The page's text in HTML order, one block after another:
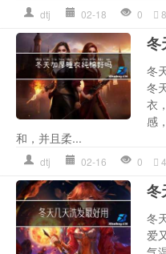
dtj 02-18 0
冬
冬
冬
衣
感
和，并且柔...
dtj 02-16 0
冬
冬
爱